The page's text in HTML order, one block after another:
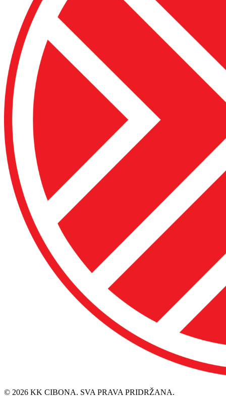
© 2026 KK CIBONA. SVA PRAVA PRIDRŽANA.